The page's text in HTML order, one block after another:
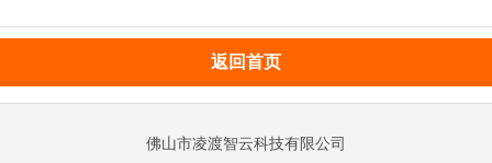
返回首页
佛山市凌渡智云科技有限公司